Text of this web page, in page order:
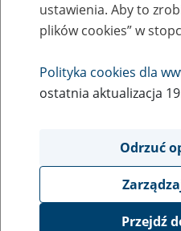
eZUS w siedzibie
Rodzaj wydarzenia
Szkolenia
Obszar merytoryczny
obsługa klientów
Opis wydarzenia
ustawienia. Aby to
plików cookies” w
Polityka cookies dla
ostatnia aktualizacja
Odrzuć
Przejdź